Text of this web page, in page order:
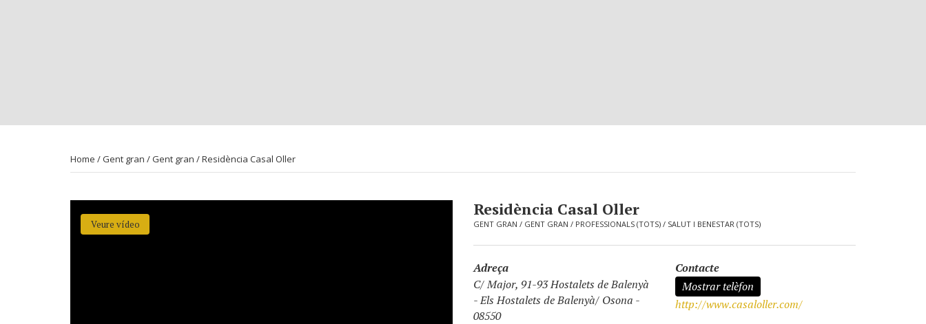
Home /Gent gran /Gent gran / Residència Casal Oller
Veure vídeo
Residència Casal Oller
GENT GRAN / GENT GRAN / PROFESSIONALS (TOTS) / SALUT I BENESTAR (TOTS)
Adreça
C/ Major, 91-93 Hostalets de Balenyà
-Els Hostalets de Balenyà/ Osona -
08550
Contacte
Mostrar telèfon
http://www.casaloller.com/